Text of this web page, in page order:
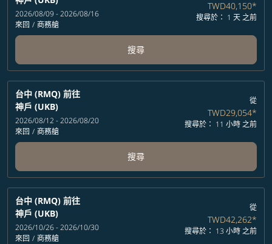
2026/08/09 - 2026/08/16
來回 / 商務艙
TWD40,150*
搜尋於： 1 天 之前
搜尋
台中 (RMQ) 前往
神戶 (UKB)
2026/08/12 - 2026/08/20
來回 / 商務艙
從
TWD29,054*
搜尋於： 11 小時 之前
搜尋
台中 (RMQ) 前往
神戶 (UKB)
2026/10/26 - 2026/10/30
來回 / 商務艙
從
TWD42,262*
搜尋於： 13 小時 之前